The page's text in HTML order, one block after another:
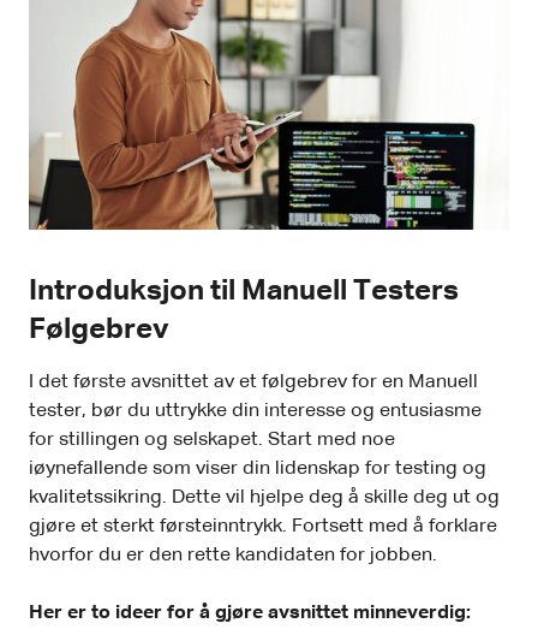
Introduksjon til Manuell Testers
Følgebrev
I det første avsnittet av et følgebrev for en Manuell
tester, bør du uttrykke din interesse og entusiasme
for stillingen og selskapet. Start med noe
iøynefallende som viser din lidenskap for testing og
kvalitetssikring. Dette vil hjelpe deg å skille deg ut og
gjøre et sterkt førsteinntrykk. Fortsett med å forklare
hvorfor du er den rette kandidaten for jobben.
Her er to ideer for å gjøre avsnittet minneverdig: